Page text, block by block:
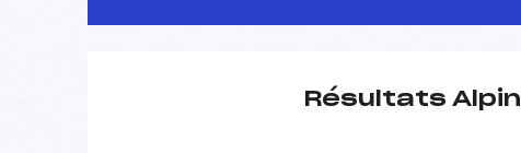
Résultats Alpin